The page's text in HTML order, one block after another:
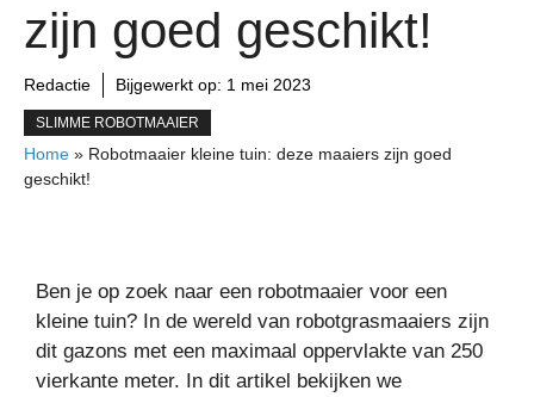
zijn goed geschikt!
Redactie Bijgewerkt op: 1 mei 2023
SLIMME ROBOTMAAIER
Home » Robotmaaier kleine tuin: deze maaiers zijn goed
geschikt!
Ben je op zoek naar een robotmaaier voor een
kleine tuin? In de wereld van robotgrasmaaiers zijn
dit gazons met een maximaal oppervlakte van 250
vierkante meter. In dit artikel bekijken we